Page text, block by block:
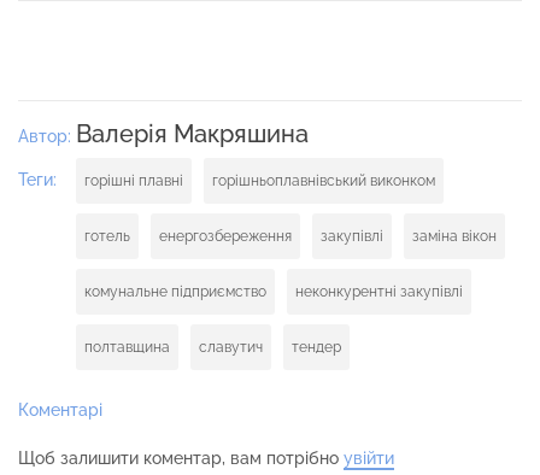
Автор: Валерія Макряшина
Теги: горішні плавні горішньоплавнівський виконком
готель енергозбереження закупівлі заміна вікон
комунальне підприємство неконкурентні закупівлі
полтавщина славутич тендер
Коментарі
Щоб залишити коментар, вам потрібно увійти